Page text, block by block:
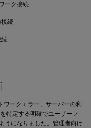
ーク接続
続
続
ワークエラー、サーバーの利
特定する明確でユーザーフ
うになりました。管理者向け